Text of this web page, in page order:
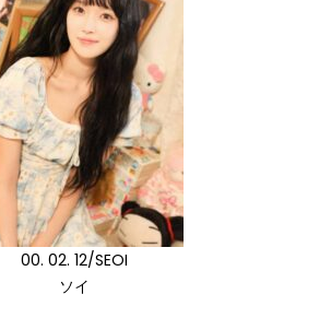
00. 02. 12/SEOI
ソイ